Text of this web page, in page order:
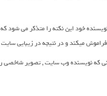
خود این نکته را متذکر می
میکند و در نتیجه در زیبایی سایت
که نویسنده وب سایت , تصویر شاخصی